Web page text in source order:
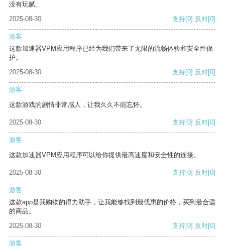
没有玩腻。
2025-08-30
支持[0] 反对[0]
游客
这款加速器VPM应用程序已经为我们带来了无限的流畅体验和安全性保
护。
2025-08-30
支持[0] 反对[0]
游客
这款游戏的剧情非常感人，让我久久不能忘怀。
2025-08-30 支持[0] 反对[0]
游客
这款加速器VPM应用程序可以给你提供最高速度和安全性的连接。
2025-08-30 支持[0] 反对[0]
游客
这款app是我购物的得力助手，让我能够找到最优惠的价格，买到最合适
的商品。
2025-08-30
支持[0] 反对[0]
游客